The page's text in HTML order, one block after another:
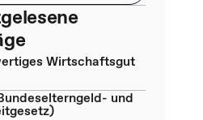
Wirtschaftsgut
und